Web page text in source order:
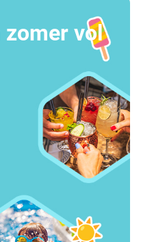
zomer vol